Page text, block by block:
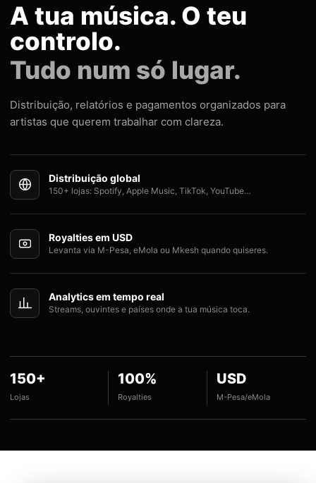
A tua música. O teu
controlo.
Tudo num só lugar.
Distribuição, relatórios e pagamentos organizados para
artistas que querem trabalhar com clareza.
Distribuição global
150+ lojas: Spotify, Apple Music, TikTok, YouTube…
Royalties em USD
Levanta via M-Pesa, eMola ou Mkesh quando quiseres.
Analytics em tempo real
Streams, ouvintes e países onde a tua música toca.
150+
Lojas
100%
Royalties
USD
M-Pesa/eMola